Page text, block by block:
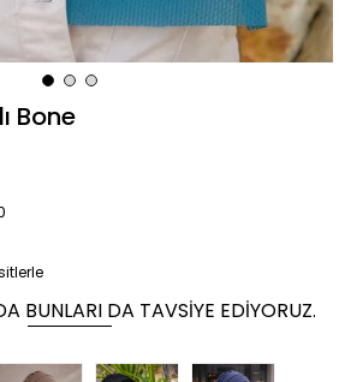
Bone
BUNLARI DA TAVSIYE EDIYORUZ.